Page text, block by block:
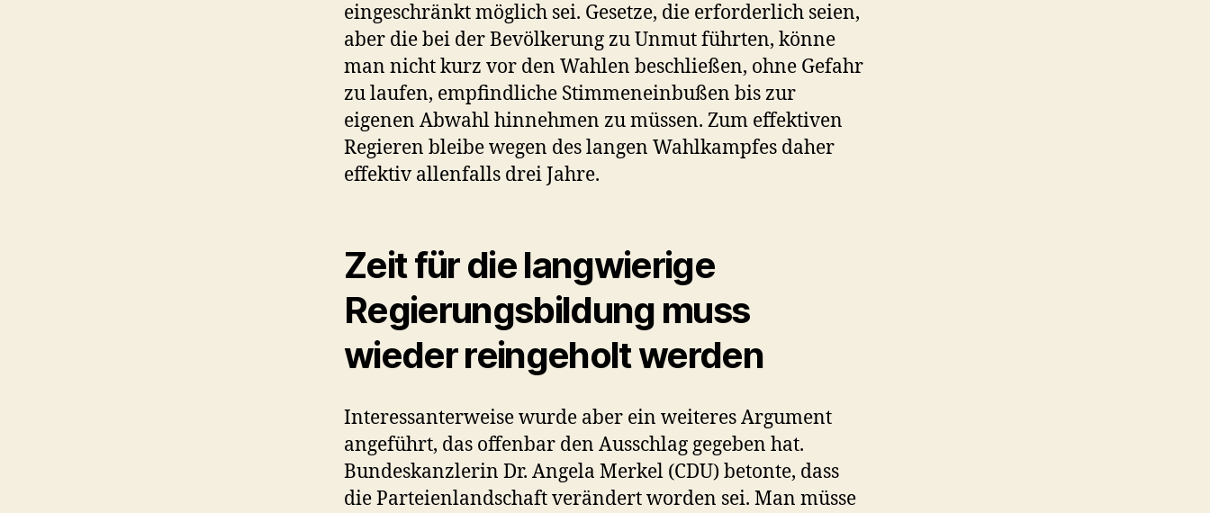
eingeschränkt möglich sei. Gesetze, die erforderlich seien,
aber die bei der Bevölkerung zu Unmut führten, könne
man nicht kurz vor den Wahlen beschließen, ohne Gefahr
zu laufen, empfindliche Stimmeneinbußen bis zur
eigenen Abwahl hinnehmen zu müssen. Zum effektiven
Regieren bleibe wegen des langen Wahlkampfes daher
effektiv allenfalls drei Jahre.
Zeit für die langwierige
Regierungsbildung muss
wieder reingeholt werden
Interessanterweise wurde aber ein weiteres Argument
angeführt, das offenbar den Ausschlag gegeben hat.
Bundeskanzlerin Dr. Angela Merkel (CDU) betonte, dass
die Parteienlandschaft verändert worden sei. Man müsse